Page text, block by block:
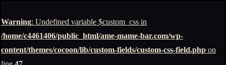
Warning: Undefined variable $custom_css in
/home/c4461406/public_html/ame-mame-bar.com/wp-
content/themes/cocoon/lib/custom-fields/custom-css-field.php on